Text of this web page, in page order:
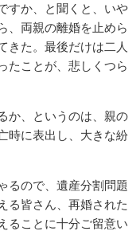
すか、と聞くと、いや
、両親の離婚を止めら
きた。最後だけは二人
たことが、悲しくつら
か、というのは、親の
時に表出し、大きな紛
るので、遺産分割問題
る皆さん、再婚された
ることに十分ご留意い